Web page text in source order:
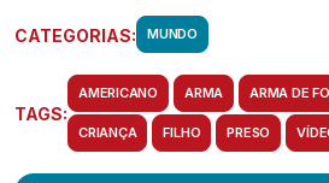
CATEGORIAS: MUNDO
TAGS:
AMERICANO ARMA ARMA DE
CRIANÇA FILHO PRESO